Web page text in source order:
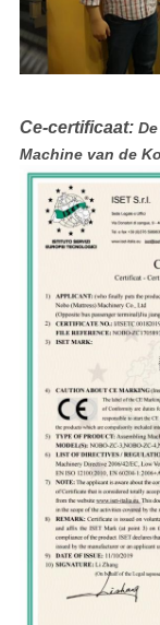
Ce-certificaat:
Machine van de